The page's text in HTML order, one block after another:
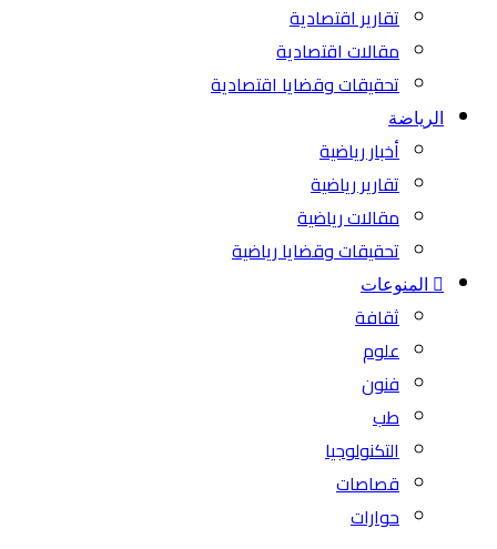
تقارير اقتصادية
مقالات اقتصادية
تحقيقات وقضايا اقتصادية
الرياضة
أخبار رياضية
تقارير رياضية
مقالات رياضية
تحقيقات وقضايا رياضية
المنوعات
ثقافة
علوم
فنون
طب
التكنولوجيا
قصاصات
حوارات